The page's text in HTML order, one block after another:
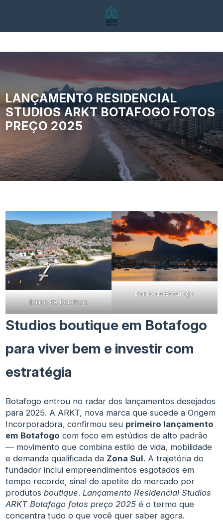
LANÇAMENTO RESIDENCIAL
STUDIOS ARKT BOTAFOGO FOTOS
PREÇO 2025
Bairro de Botafogo
Bairro de Botafogo
Studios boutique em Botafogo
para viver bem e investir com
estratégia
Botafogo entrou no radar dos lançamentos desejados
para 2025. A ARKT, nova marca que sucede a Origem
Incorporadora, confirmou seu primeiro lançamento
em Botafogo com foco em estúdios de alto padrão
— movimento que combina estilo de vida, mobilidade
e demanda qualificada da Zona Sul. A trajetória do
fundador inclui empreendimentos esgotados em
tempo recorde, sinal de apetite do mercado por
produtosboutique. Lançamento Residencial Studios
ARKT Botafogo fotos preço 2025 é o termo que
concentra tudo o que você quer saber agora.